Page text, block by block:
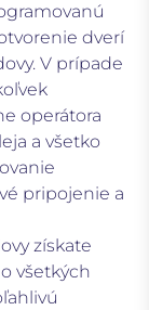
dverí
V prípade
operátora
a všetko
pripojenie a
získate
všetkých